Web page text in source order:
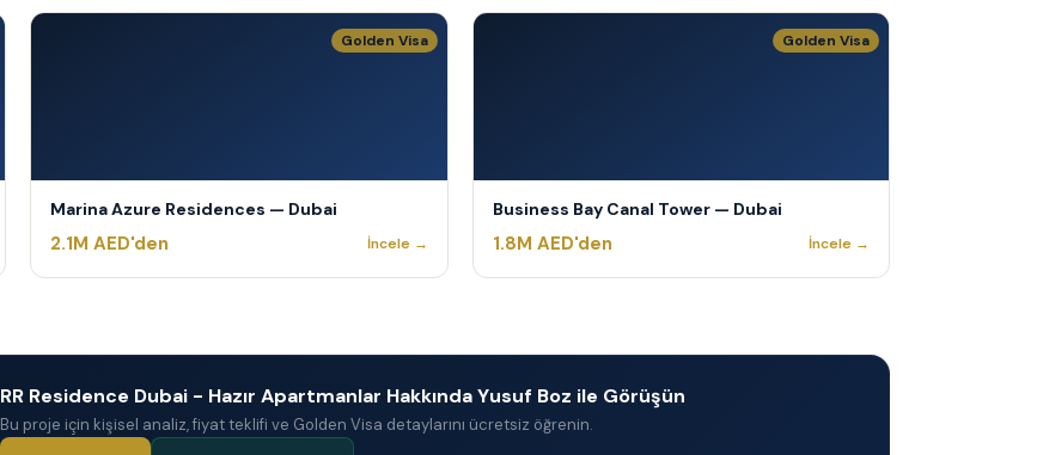
Golden Visa
Marina Azure Residences — Dubai
2.1M AED'den İncele →
Golden Visa
Business Bay Canal Tower — Dubai
1.8M AED'den İncele →
RR Residence Dubai - Hazır Apartmanlar Hakkında Yusuf Boz ile Görüşün
Bu proje için kişisel analiz, fiyat teklifi ve Golden Visa detaylarını ücretsiz öğrenin.